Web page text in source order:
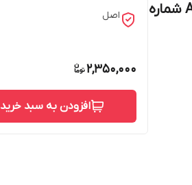
هایلایتر تینت درخشان کاتریس مدل ALL IN GLOW TINT شماره
اصل
2,350,000
افزودن به سبد خرید